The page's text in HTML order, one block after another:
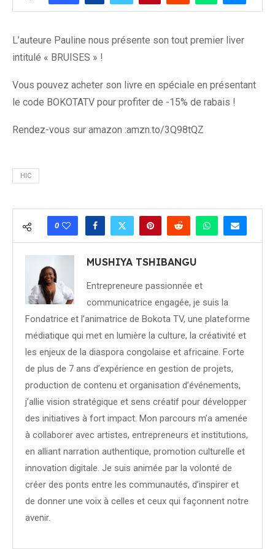
L’auteure Pauline nous présente son tout premier liver
intitulé « BRUISES » !
Vous pouvez acheter son livre en spéciale en présentant
le code BOKOTATV pour profiter de -15% de rabais !
Rendez-vous sur amazon :amzn.to/3Q98tQZ
HIC
0
MUSHIYA TSHIBANGU
Entrepreneure passionnée et
communicatrice engagée, je suis la
Fondatrice et l’animatrice de Bokota TV, une plateforme
médiatique qui met en lumière la culture, la créativité et
les enjeux de la diaspora congolaise et africaine. Forte
de plus de 7 ans d’expérience en gestion de projets,
production de contenu et organisation d’événements,
j’allie vision stratégique et sens créatif pour développer
des initiatives à fort impact. Mon parcours m’a amenée
à collaborer avec artistes, entrepreneurs et institutions,
en alliant narration authentique, promotion culturelle et
innovation digitale. Je suis animée par la volonté de
créer des ponts entre les communautés, d’inspirer et
de donner une voix à celles et ceux qui façonnent notre
avenir.